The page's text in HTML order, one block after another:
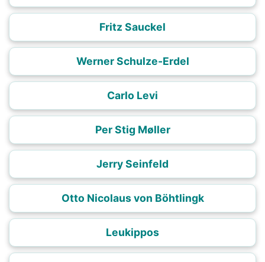
Fritz Sauckel
Werner Schulze-Erdel
Carlo Levi
Per Stig Møller
Jerry Seinfeld
Otto Nicolaus von Böhtlingk
Leukippos